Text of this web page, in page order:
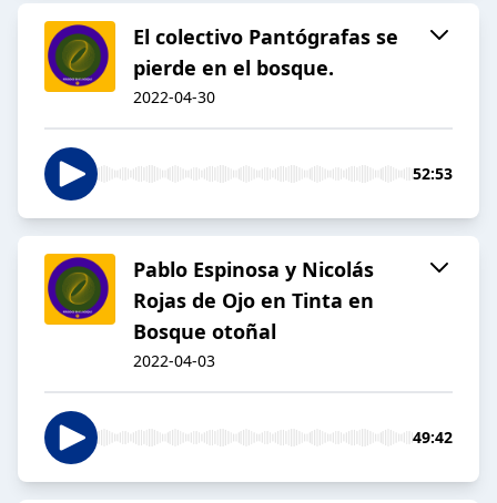
El colectivo Pantógrafas se
pierde en el bosque.
2022-04-30
52:53
Pablo Espinosa y Nicolás
Rojas de Ojo en Tinta en
Bosque otoñal
2022-04-03
49:42